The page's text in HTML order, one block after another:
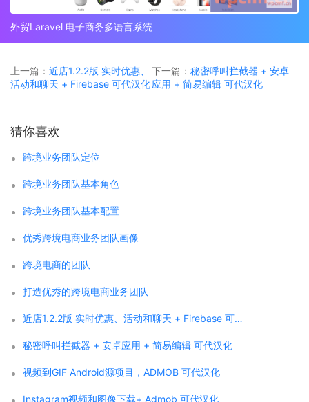
外贸Laravel 电子商务多语言系统
上一篇： 近店1.2.2版 实时优惠、
活动和聊天 + Firebase 可代汉化
下一篇： 秘密呼叫拦截器 + 安卓
应用 + 简易编辑 可代汉化
猜你喜欢
跨境业务团队定位
跨境业务团队基本角色
跨境业务团队基本配置
优秀跨境电商业务团队画像
跨境电商的团队
打造优秀的跨境电商业务团队
近店1.2.2版 实时优惠、活动和聊天 + Firebase 可代汉化
秘密呼叫拦截器 + 安卓应用 + 简易编辑 可代汉化
视频到GIF Android源项目，ADMOB 可代汉化
Instagram视频和图像下载+ Admob 可代汉化